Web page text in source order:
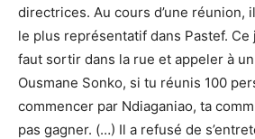
directrices. Au cours d’une réunion,
le plus représentatif dans Pastef.
faut sortir dans la rue et appeler à
Ousmane Sonko, si tu réunis 100
commencer par Ndiaganiao, ta
pas gagner. (…) Il a refusé de